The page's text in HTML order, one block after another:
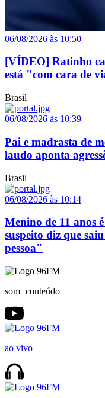
06/08/2026 às 10:50
[VÍDEO] Ratinho
está "com cara de
Brasil
06/08/2026 às 10:39
Pai e madrasta de
laudo aponta
Brasil
06/08/2026 às 10:14
Menino de 11 anos
suspeito diz que
pessoa"
som+conteúdo
ao vivo